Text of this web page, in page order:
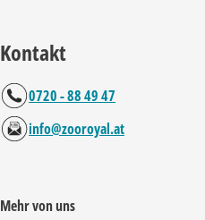
Kontakt
0720 - 88 49 47
info@zooroyal.at
Mehr von uns